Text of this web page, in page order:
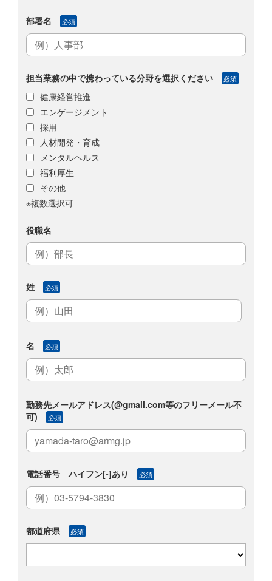
部署名 必須
担当業務の中で携わっている分野を選択ください 必須
健康経営推進
エンゲージメント
採用
人材開発・育成
メンタルヘルス
福利厚生
その他
※複数選択可
役職名
姓 必須
名 必須
勤務先メールアドレス(@gmail.com等のフリーメール不
可)
必須
電話番号 ハイフン[-]あり 必須
都道府県 必須